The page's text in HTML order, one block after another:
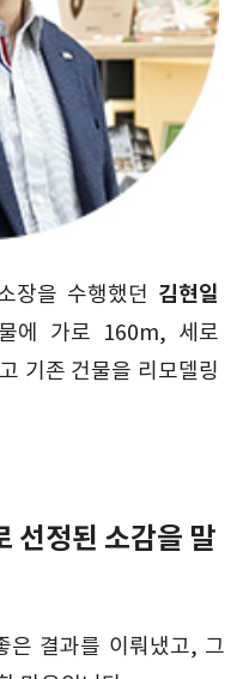
장을 수행했던 김현일
에 가로 160m, 세로
기존 건물을 리모델링
선정된 소감을 말
은 결과를 이뤄냈고, 그